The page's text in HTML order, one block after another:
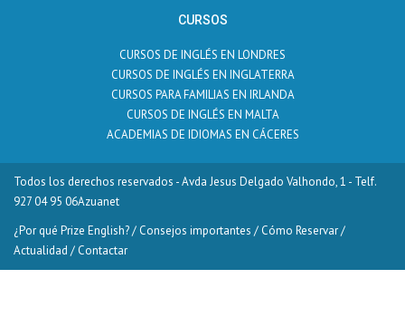
CURSOS
CURSOS DE INGLÉS EN LONDRES
CURSOS DE INGLÉS EN INGLATERRA
CURSOS PARA FAMILIAS EN IRLANDA
CURSOS DE INGLÉS EN MALTA
ACADEMIAS DE IDIOMAS EN CÁCERES
Todos los derechos reservados - Avda Jesus Delgado Valhondo, 1 - Telf.
927 04 95 06Azuanet
¿Por qué Prize English?/ Consejos importantes / Cómo Reservar/
Actualidad / Contactar